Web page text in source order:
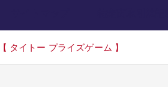
タイトー プライズゲーム 】